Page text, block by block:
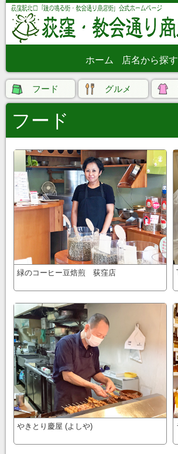
ホーム 店名から探す
フード グルメ
フード
緑のコーヒー豆焙煎 荻窪店
やきとり慶屋 (よしや)